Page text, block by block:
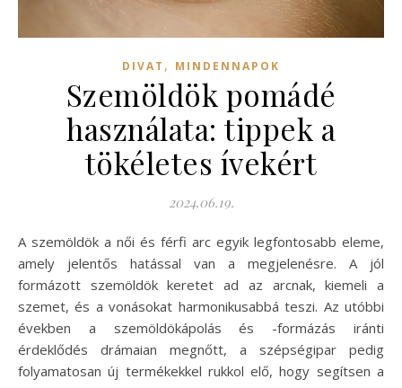
DIVAT , MINDENNAPOK
Szemöldök pomádé
használata: tippek a
tökéletes ívekért
2024.06.19.
A szemöldök a női és férfi arc egyik legfontosabb eleme,
amely jelentős hatással van a megjelenésre. A jól
formázott szemöldök keretet ad az arcnak, kiemeli a
szemet, és a vonásokat harmonikusabbá teszi. Az utóbbi
években a szemöldökápolás és -formázás iránti
érdeklődés drámaian megnőtt, a szépségipar pedig
folyamatosan új termékekkel rukkol elő, hogy segítsen a